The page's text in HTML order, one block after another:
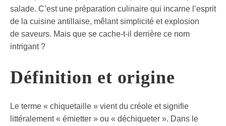
salade. C’est une préparation culinaire qui incarne l’esprit
de la cuisine antillaise, mêlant simplicité et explosion
de saveurs. Mais que se cache-t-il derrière ce nom
intrigant ?
Définition et origine
Le terme « chiquetaille » vient du créole et signifie
littéralement « émietter » ou « déchiqueter ». Dans le